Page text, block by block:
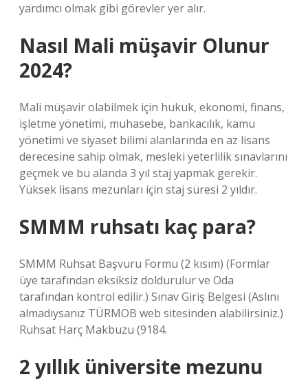
yardımcı olmak gibi görevler yer alır.
Nasıl Mali müşavir Olunur
2024?
Mali müşavir olabilmek için hukuk, ekonomi, finans,
işletme yönetimi, muhasebe, bankacılık, kamu
yönetimi ve siyaset bilimi alanlarında en az lisans
derecesine sahip olmak, mesleki yeterlilik sınavlarını
geçmek ve bu alanda 3 yıl staj yapmak gerekir.
Yüksek lisans mezunları için staj süresi 2 yıldır.
SMMM ruhsatı kaç para?
SMMM Ruhsat Başvuru Formu (2 kısım) (Formlar
üye tarafından eksiksiz doldurulur ve Oda
tarafından kontrol edilir.) Sınav Giriş Belgesi (Aslını
almadıysanız TÜRMOB web sitesinden alabilirsiniz.)
Ruhsat Harç Makbuzu (9184.
2 yıllık üniversite mezunu